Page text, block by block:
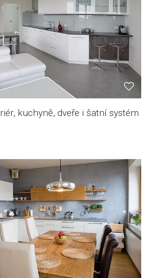
kuchyně, dveře i šatní systém